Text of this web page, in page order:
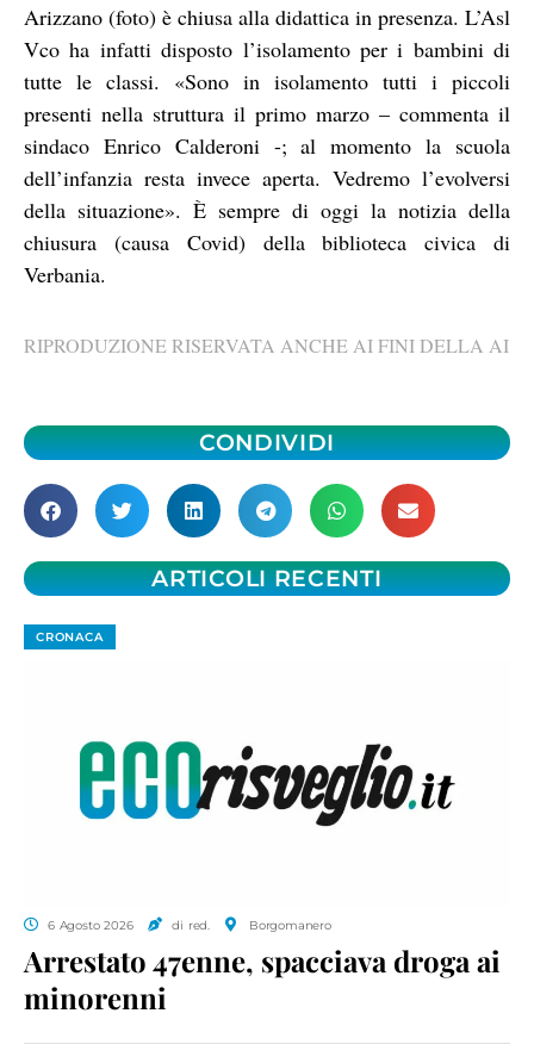
Arizzano (foto) è chiusa alla didattica in presenza. L’Asl
Vco ha infatti disposto l’isolamento per i bambini di
tutte le classi. «Sono in isolamento tutti i piccoli
presenti nella struttura il primo marzo – commenta il
sindaco Enrico Calderoni -; al momento la scuola
dell’infanzia resta invece aperta. Vedremo l’evolversi
della situazione». È sempre di oggi la notizia della
chiusura (causa Covid) della biblioteca civica di
Verbania.
RIPRODUZIONE RISERVATA ANCHE AI FINI DELLA AI
CONDIVIDI
ARTICOLI RECENTI
CRONACA
6 Agosto 2026 di red. Borgomanero
Arrestato 47enne, spacciava droga ai
minorenni